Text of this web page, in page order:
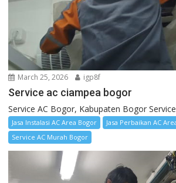
March 25, 2026 igp8f
Service ac ciampea bogor
Service AC Bogor, Kabupaten Bogor
Jasa Instalasi AC Area Bogor
Jasa Perbaikan AC
Service AC Murah Bogor